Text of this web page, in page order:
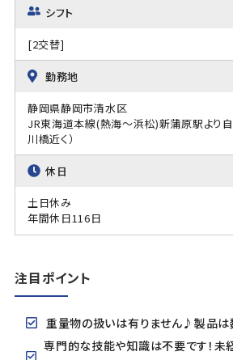
シフト
[2交替]
勤務地
静岡県静岡市清水区
JR東海道本線(熱海～浜松)新蒲原駅より
川橋近く）
休日
土日休み
年間休日116日
注目ポイント
重量物の扱いは有りません♪製品は
専門的な技能や知識は不要です！未